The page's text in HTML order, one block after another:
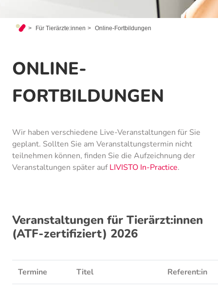
Für Tierärzte:innen Online-Fortbildungen
ONLINE-
FORTBILDUNGEN
Wir haben verschiedene Live-Veranstaltungen für Sie
geplant. Sollten Sie am Veranstaltungstermin nicht
teilnehmen können, finden Sie die Aufzeichnung der
Veranstaltungen später aufLIVISTO In-Practice.
Veranstaltungen für Tierärzt:innen
(ATF-zertifiziert) 2026
Termine Titel Referent:in